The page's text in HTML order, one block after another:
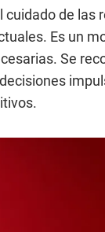
cuidado de las
Es un
Se